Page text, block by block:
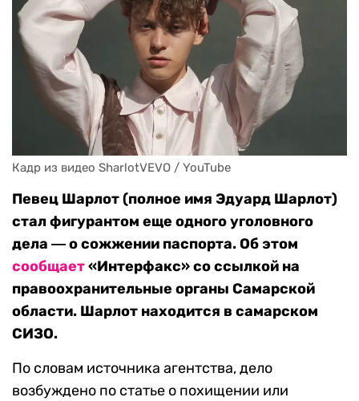
Кадр из видео SharlotVEVO / YouTube
Певец Шарлот (полное имя Эдуард Шарлот)
стал фигурантом еще одного уголовного
дела ― о сожжении паспорта. Об этом
сообщает«Интерфакс» со ссылкой на
правоохранительные органы Самарской
области. Шарлот находится в самарском
СИЗО.
По словам источника агентства, дело
возбуждено по статье о похищении или